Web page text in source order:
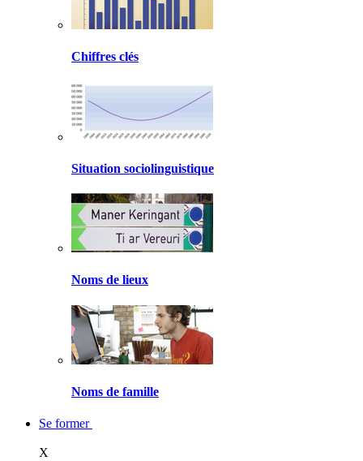
Chiffres clés
Situation sociolinguistique
Noms de lieux
Noms de famille
Se former
X